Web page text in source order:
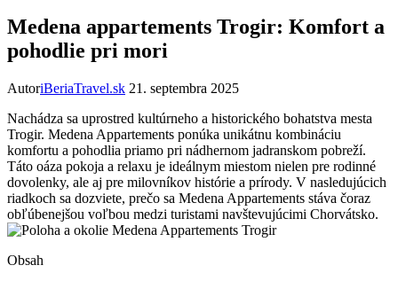
Medena appartements Trogir: Komfort a
pohodlie pri mori
AutoriBeriaTravel.sk 21. septembra 2025
Nachádza sa uprostred ⁤kultúrneho ‍a historického bohatstva⁤ mesta
Trogir. Medena Appartements ponúka unikátnu kombináciu
komfortu a pohodlia priamo pri⁣ nádhernom⁤ jadranskom pobreží.
‌Táto oáza ‍pokoja a‍ relaxu je ideálnym miestom nielen pre rodinné
dovolenky, ale aj pre​ milovníkov ⁤histórie‍ a prírody. V nasledujúcich⁤
riadkoch sa ⁢dozviete, prečo sa Medena Appartements stáva čoraz
obľúbenejšou voľbou medzi​ turistami navštevujúcimi Chorvátsko.
Obsah